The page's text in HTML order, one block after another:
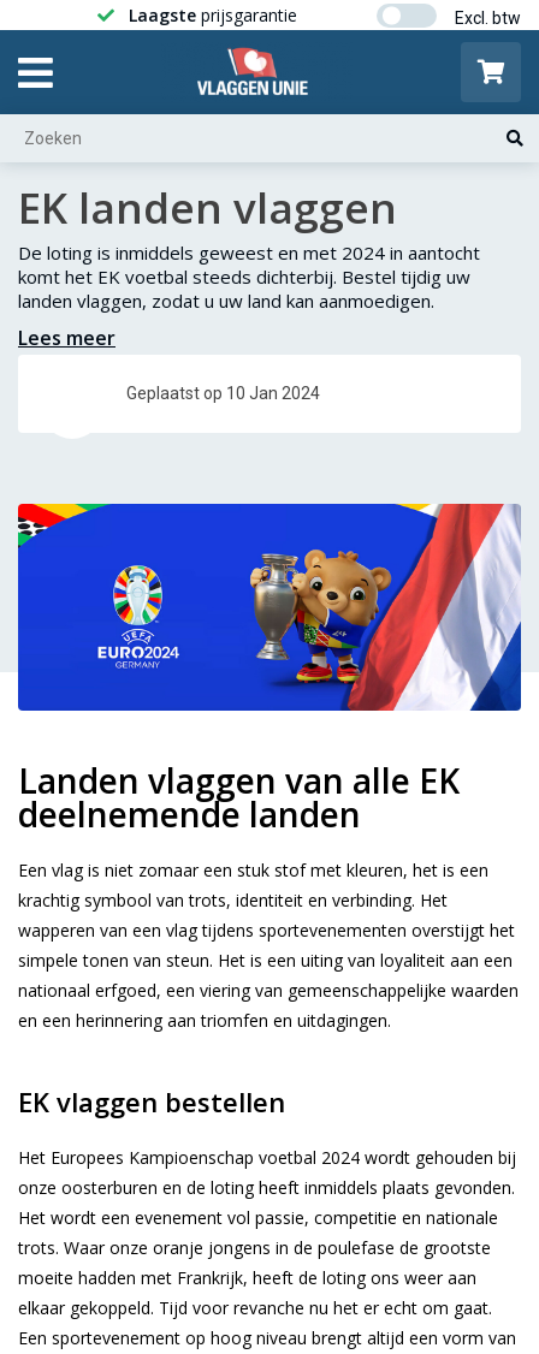
Laagste prijsgarantie Gratis
EK landen vlaggen
De loting is inmiddels geweest en met 2024 in aantocht
komt het EK voetbal steeds dichterbij. Bestel tijdig uw
landen vlaggen, zodat u uw land kan aanmoedigen.
Lees meer
Geplaatst op 10 Jan 2024
Landen vlaggen van alle EK
deelnemende landen
Een vlag is niet zomaar een stuk stof met kleuren, het is een
krachtig symbool van trots, identiteit en verbinding. Het
wapperen van een vlag tijdens sportevenementen overstijgt het
simpele tonen van steun. Het is een uiting van loyaliteit aan een
nationaal erfgoed, een viering van gemeenschappelijke waarden
en een herinnering aan triomfen en uitdagingen.
EK vlaggen bestellen
Het Europees Kampioenschap voetbal 2024 wordt gehouden bij
onze oosterburen en de loting heeft inmiddels plaats gevonden.
Het wordt een evenement vol passie, competitie en nationale
trots. Waar onze oranje jongens in de poulefase de grootste
moeite hadden met Frankrijk, heeft de loting ons weer aan
elkaar gekoppeld. Tijd voor revanche nu het er echt om gaat.
Een sportevenement op hoog niveau brengt altijd een vorm van